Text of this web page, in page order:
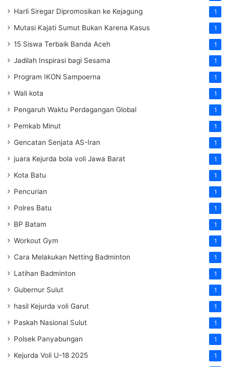
Harli Siregar Dipromosikan ke Kejagung 1
Mutasi Kajati Sumut Bukan Karena Kasus 1
15 Siswa Terbaik Banda Aceh 1
Jadilah Inspirasi bagi Sesama 1
Program IKON Sampoerna 1
Wali kota 1
Pengaruh Waktu Perdagangan Global 1
Pemkab Minut 1
Gencatan Senjata AS-Iran 1
juara Kejurda bola voli Jawa Barat 1
Kota Batu 1
Pencurian 1
Polres Batu 1
BP Batam 1
Workout Gym 1
Cara Melakukan Netting Badminton 1
Latihan Badminton 1
Gubernur Sulut 1
hasil Kejurda voli Garut 1
Paskah Nasional Sulut 1
Polsek Panyabungan 1
Kejurda Voli U-18 2025 1